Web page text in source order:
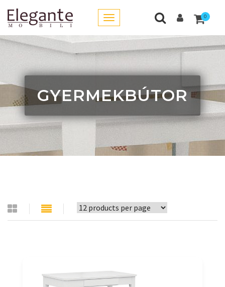
0
GYERMEKBÚTOR